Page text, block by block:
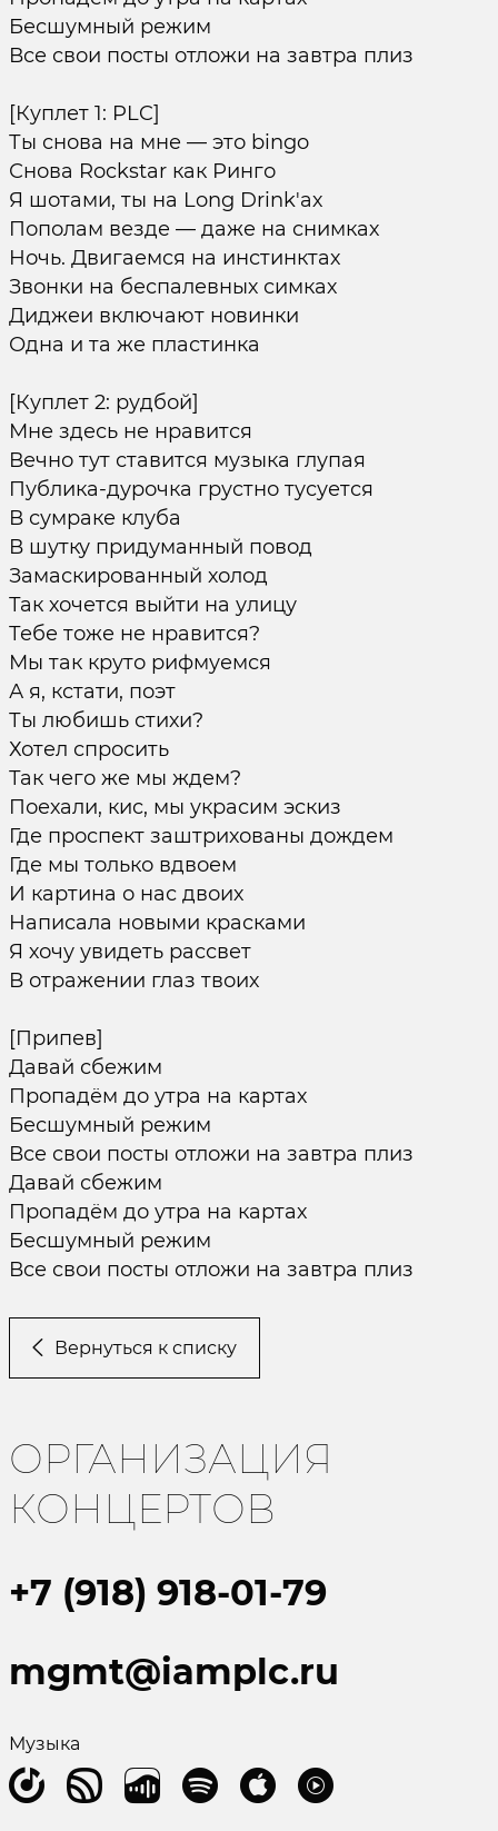
Бесшумный режим
Все свои посты отложи на завтра плиз
[Куплет 1: PLC]
Ты снова на мне — это bingo
Снова Rockstar как Ринго
Я шотами, ты на Long Drink'ах
Пополам везде — даже на снимках
Ночь. Двигаемся на инстинктах
Звонки на беспалевных симках
Диджеи включают новинки
Одна и та же пластинка
[Куплет 2: рудбой]
Мне здесь не нравится
Вечно тут ставится музыка глупая
Публика-дурочка грустно тусуется
В сумраке клуба
В шутку придуманный повод
Замаскированный холод
Так хочется выйти на улицу
Тебе тоже не нравится?
Мы так круто рифмуемся
А я, кстати, поэт
Ты любишь стихи?
Хотел спросить
Так чего же мы ждем?
Поехали, кис, мы украсим эскиз
Где проспект заштрихованы дождем
Где мы только вдвоем
И картина о нас двоих
Написала новыми красками
Я хочу увидеть рассвет
В отражении глаз твоих
[Припев]
Давай сбежим
Пропадём до утра на картах
Бесшумный режим
Все свои посты отложи на завтра плиз
Давай сбежим
Пропадём до утра на картах
Бесшумный режим
Все свои посты отложи на завтра плиз
Вернуться к списку
ОРГАНИЗАЦИЯ
КОНЦЕРТОВ
+7 (918) 918-01-79
mgmt@iamplc.ru
Музыка